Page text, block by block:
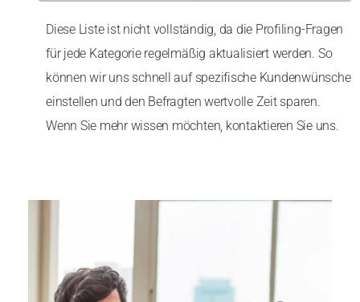
Diese Liste ist nicht vollständig, da die Profiling-Fragen
für jede Kategorie regelmäßig aktualisiert werden. So
können wir uns schnell auf spezifische Kundenwünsche
einstellen und den Befragten wertvolle Zeit sparen.
Wenn Sie mehr wissen möchten, kontaktieren Sie uns.